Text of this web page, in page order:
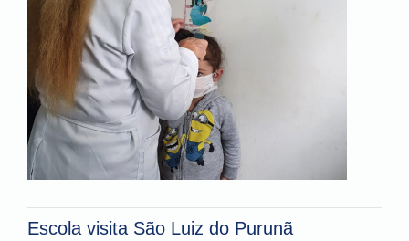
Escola visita São Luiz do Purunã